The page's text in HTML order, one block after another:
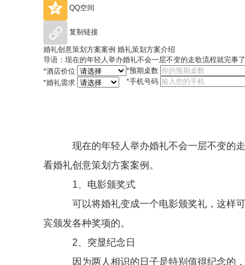
QQ空间
复制链接
婚礼创意策划方案案例 婚礼策划方案介绍
导语：现在的年轻人举办婚礼不会一层不变的走歌流程就完事
*酒店价位
*婚礼需求
*预期桌数
*手机号码
现在的年轻人举办婚礼不会一层不变的走
看婚礼创意策划方案案例。
1、电影颁奖式
可以将婚礼变成一个电影颁奖礼，这样可
宾颁发各种奖项的。
2、突显纪念日
因为两人相识的日子是特别值得纪念的，